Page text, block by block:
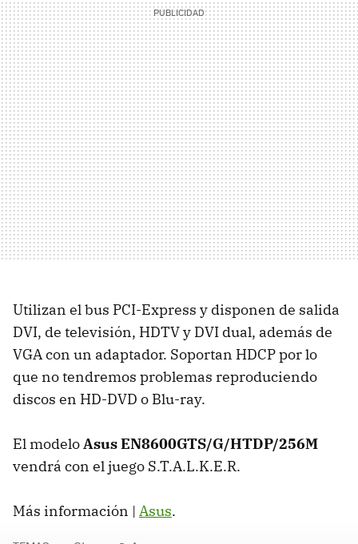
Utilizan el bus PCI-Express y disponen de salida
DVI, de televisión, HDTV y DVI dual, además de
VGA con un adaptador. Soportan HDCP por lo
que no tendremos problemas reproduciendo
discos en HD-DVD o Blu-ray.
El modeloAsus EN8600GTS/G/HTDP/256M
vendrá con el juego S.T.A.L.K.E.R.
Más información | Asus.